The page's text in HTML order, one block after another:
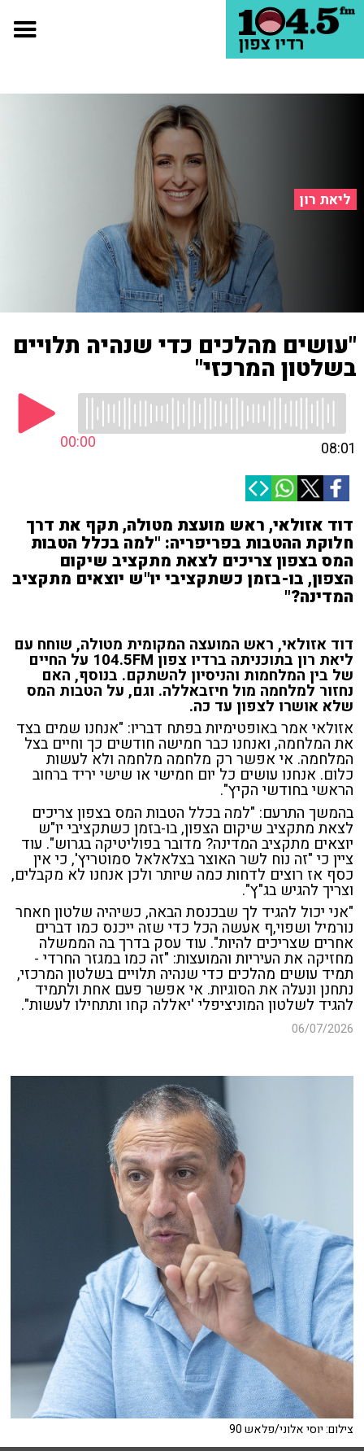
ליאת רון
"עושים מהלכים כדי שנהיה תלויים
בשלטון המרכזי"
00:00 08:01
דוד אזולאי, ראש מועצת מטולה, תקף את דרך
חלוקת ההטבות בפריפריה: "למה בכלל הטבות
המס בצפון צריכים לצאת מתקציב שיקום
הצפון, בו-בזמן כשתקציבי יו"ש יוצאים מתקציב
המדינה?"
דוד אזולאי, ראש המועצה המקומית מטולה, שוחח עם
ליאת רון בתוכניתה ברדיו צפון 104.5FM על החיים
של בין המלחמות והניסיון להשתקם. בנוסף, האם
נחזור למלחמה מול חיזבאללה. וגם, על הטבות המס
שלא אושרו לצפון עד כה.
אזולאי אמר באופטימיות בפתח דבריו: "אנחנו שמים בצד
את המלחמה, ואנחנו כבר חמישה חודשים כך וחיים בצל
המלחמה. אי אפשר רק מלחמה מלחמה ולא לעשות
כלום. אנחנו עושים כל יום חמישי או שישי יריד ברחוב
הראשי בחודשי הקיץ".
בהמשך התרעם: "למה בכלל הטבות המס בצפון צריכים
לצאת מתקציב שיקום הצפון, בו-בזמן כשתקציבי יו"ש
יוצאים מתקציב המדינה? מדובר בפוליטיקה בגרוש". עוד
ציין כי "זה נוח לשר האוצר בצלאלאל סמוטריץ', כי אין
כסף אז רוצים לדחות כמה שיותר ולכן אנחנו לא מקבלים,
וצריך להגיש בג"ץ".
"אני יכול להגיד לך שבכנסת הבאה, כשיהיה שלטון חאחר
נורמיל ושפוי,ף אעשה הכל כדי שזה ייכנס כמו דברים
אחרים שצריכים להיות". עוד עסק בדרך בה הממשלה
מחזיקה את העיריות והמועצות: "זה כמו במגזר החרדי -
תמיד עושים מהלכים כדי שנהיה תלויים בשלטון המרכזי,
נתחנן ונעלה את הסוגיות. אי אפשר פעם אחת ולתמיד
להגיד לשלטון המוניציפלי 'יאללה קחו ותתחילו לעשות".
06/07/2026
צילום: יוסי אלוני/פלאש 90